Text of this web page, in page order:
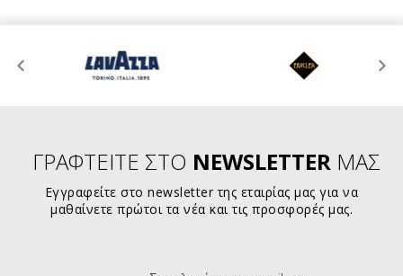
ΓΡΑΦΤΕΙΤΕ ΣΤΟ NEWSLETTERΜΑΣ
Εγγραφείτε στο newsletter της εταιρίας μας για να
μαθαίνετε πρώτοι τα νέα και τις προσφορές μας.